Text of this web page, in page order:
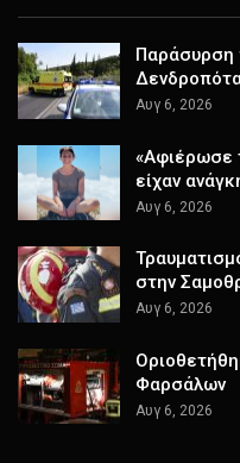
Παράσυρση
Αυγ 6, 2026
«Αφιέρωσε
είχαν
Αυγ 6, 2026
στην
Αυγ 6, 2026
Φαρσάλων
Αυγ 6, 2026